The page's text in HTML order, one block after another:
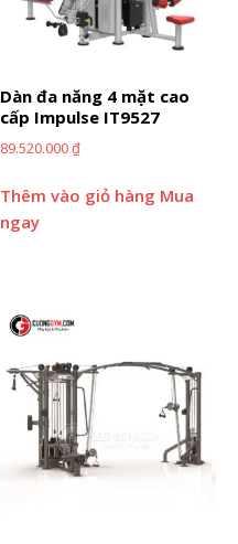
Dàn đa năng 4 mặt cao
cấp Impulse IT9527
89.520.000₫
Thêm vào giỏ hàng Mua
ngay